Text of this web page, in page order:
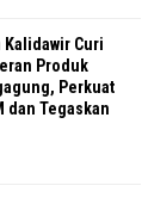
Kalidawir Curi
Produk
Perkuat
dan Tegaskan